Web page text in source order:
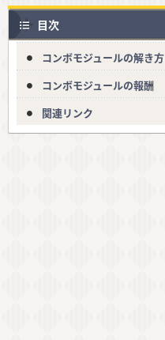
目次
コンボモジュールの解き方
コンボモジュールの報酬
関連リンク